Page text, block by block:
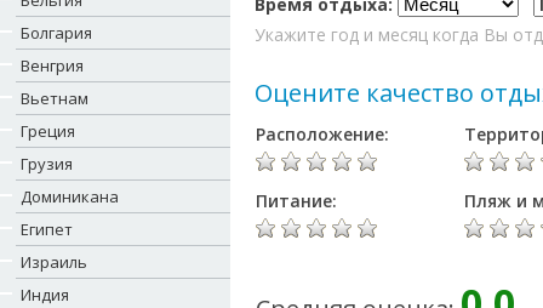
Болгария
Венгрия
Вьетнам
Греция
Грузия
Доминикана
Египет
Израиль
Индия
Укажите год и месяц когда Вы
Оцените качество
Расположение:
Питание: Пляж и